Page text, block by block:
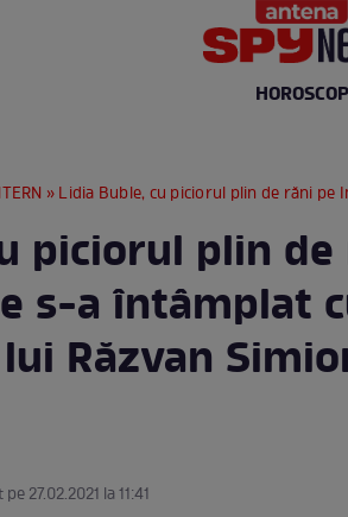
HOROSCOP
» Lidia Buble, cu piciorul plin de răni pe Internet. Ce s-a întâmplat cu fosta
piciorul plin
s-a întâmplat
Răzvan
27.02.2021 la 11:41